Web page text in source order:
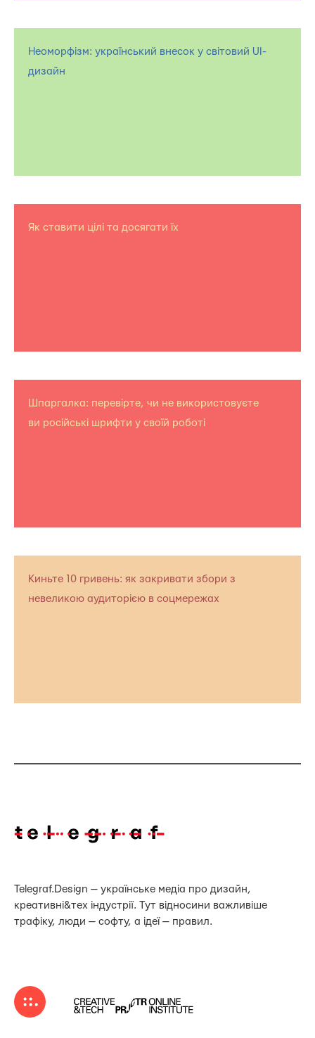
Неоморфізм: український внесок у світовий UI-
дизайн
Як ставити цілі та досягати їх
Шпаргалка: перевірте, чи не використовуєте
ви російські шрифти у своїй роботі
Киньте 10 гривень: як закривати збори з
невеликою аудиторією в соцмережах
Telegraf.Design — українське медіа про дизайн,
креативні&тех індустрії. Тут відносини важливіше
трафіку, люди — софту, а ідеї — правил.